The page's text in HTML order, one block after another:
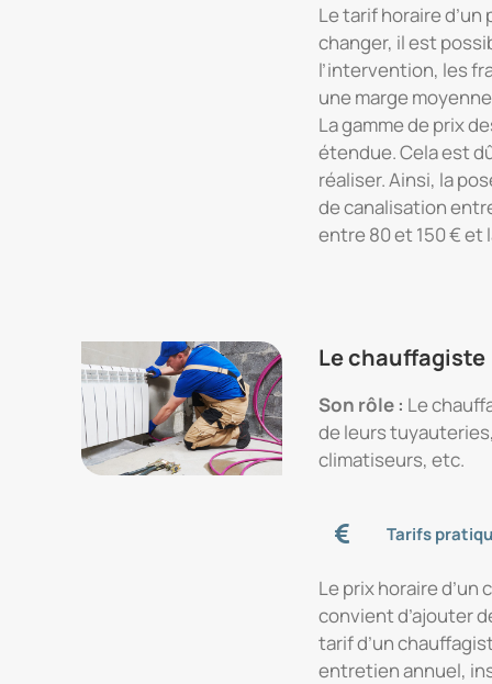
Le tarif horaire d’un
changer, il est
l’intervention, les
une marge moyenne
La gamme de prix
étendue. Cela est
réaliser. Ainsi, la
de canalisation
entre 80 et 150 € et
Le chauffagiste
Son rôle : Le
de leurs
climatiseurs, etc.
Tarifs
Le prix horaire d’un
convient d’ajouter
tarif d’un
entretien annuel,